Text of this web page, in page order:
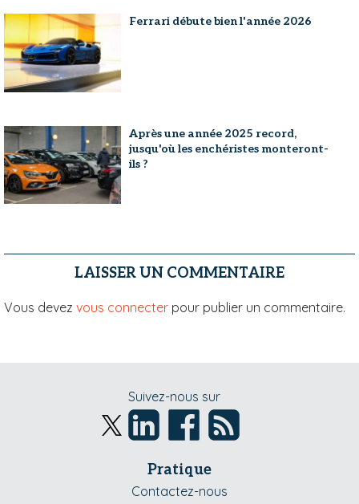
Ferrari débute bien l'année 2026
Après une année 2025 record,
jusqu'où les enchéristes monteront-
ils ?
LAISSER UN COMMENTAIRE
Vous devez vous connecter pour publier un commentaire.
Suivez-nous sur
Pratique
Contactez-nous